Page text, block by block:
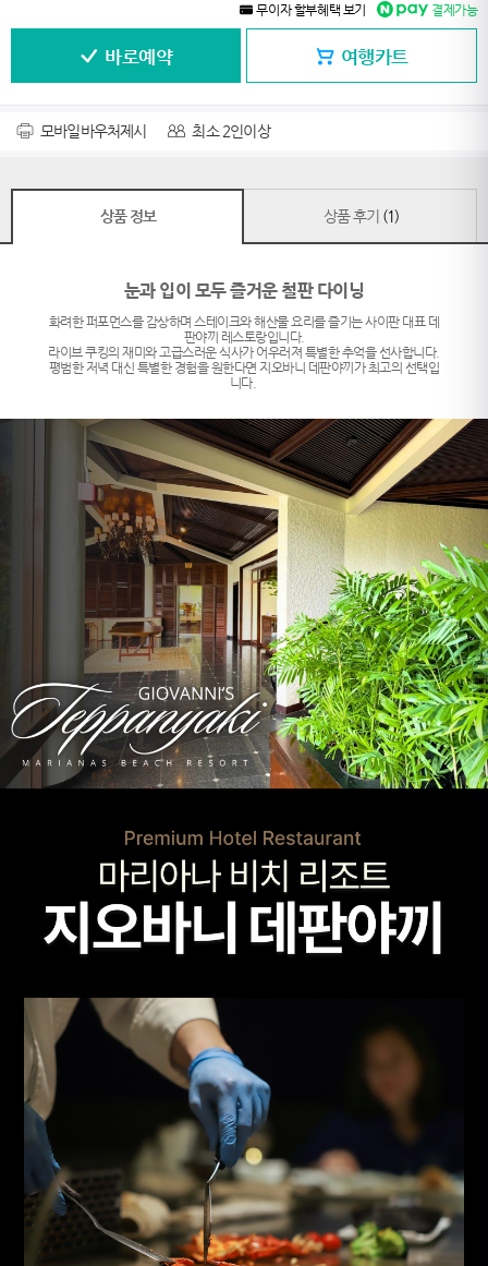
무이자 할부혜택 보기 결제가능
바로예약 여행카트
모바일바우처제시 최소 2인이상
상품 정보 상품 후기 (1)
눈과 입이 모두 즐거운 철판 다이닝
화려한 퍼포먼스를 감상하며 스테이크와 해산물 요리를 즐기는 사이판 대표 데
판야끼 레스토랑입니다.
라이브 쿠킹의 재미와 고급스러운 식사가 어우러져 특별한 추억을 선사합니다.
평범한 저녁 대신 특별한 경험을 원한다면 지오바니 데판야끼가 최고의 선택입
니다.